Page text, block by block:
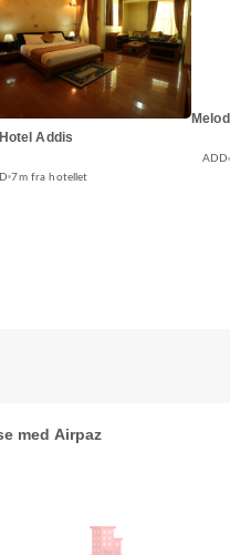
Addis
7m fra hotellet
ADD
med Airpaz